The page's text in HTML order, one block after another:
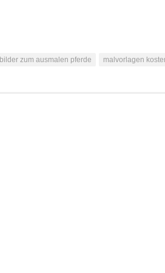
bilder zum ausmalen pferde malvorlagen